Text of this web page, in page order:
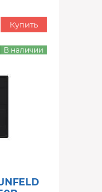
Купить
В наличии